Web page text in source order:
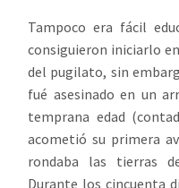
Tampoco era fácil
consiguieron iniciarlo
del pugilato, sin
fué asesinado en un
temprana edad
acometió su primera
rondaba las tierras
Durante los cincuenta